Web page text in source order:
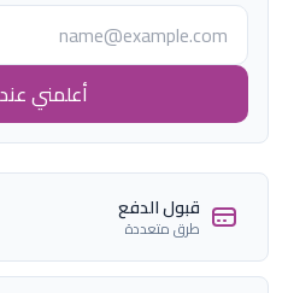
أعلمني
قبول الدفع
طرق متعددة